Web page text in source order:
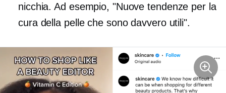
nicchia. Ad esempio, "Nuove tendenze per la
cura della pelle che sono davvero utili".